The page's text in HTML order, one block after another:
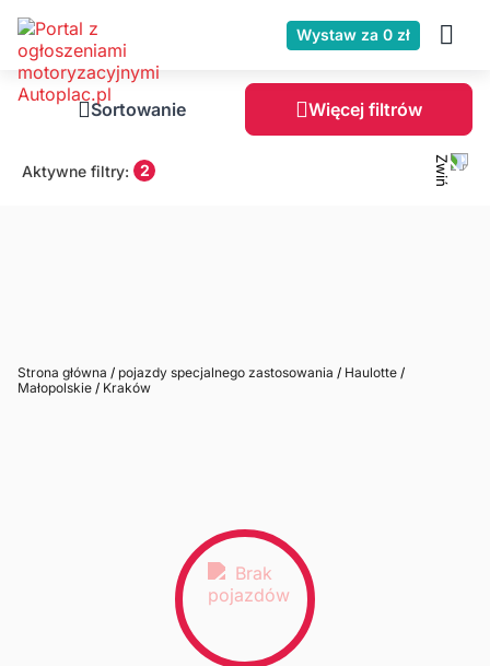
Wystaw za 0 zł
Sortowanie Więcej filtrów
Aktywne filtry: 2
Strona główna / pojazdy specjalnego zastosowania / Haulotte /
Małopolskie / Kraków